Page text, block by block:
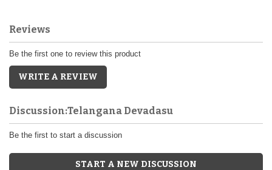
Reviews
Be the first one to review this product
WRITE A REVIEW
Discussion:Telangana Devadasu
Be the first to start a discussion
START A NEW DISCUSSION